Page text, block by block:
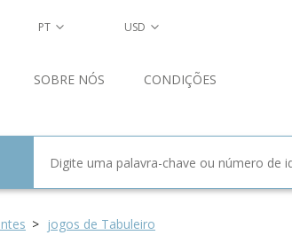
jogos de Tabuleiro
PT USD
SOBRE NÓS CONDIÇÕES